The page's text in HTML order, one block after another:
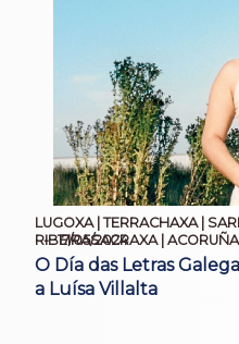
LUGOXA | TERRACHAXA |
RIBEIRASACRAXA |
17/05/2024
O Día das Letras
a Luísa Villalta